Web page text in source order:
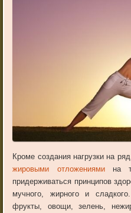
Кроме создания нагрузки на
жировыми отложениямина
придерживаться принципов
мучного, жирного и
фрукты, овощи, зелень,